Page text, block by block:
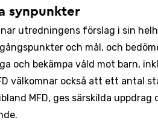
synpunkter
utredningens förslag i sin
och mål, och
och bekämpa våld mot barn,
välkomnar också att ett antal
MFD, ges särskilda